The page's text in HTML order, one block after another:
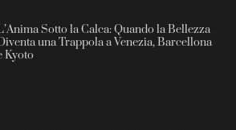
Sotto la Calca: Quando la Bellezza
una Trappola a Venezia, Barcellona
Kyoto